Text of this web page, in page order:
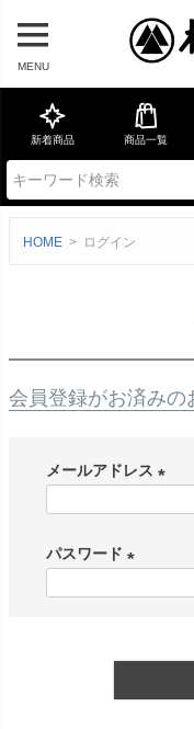
MENU
新着商品 商品一覧
HOME ログイン
会員登録がお済みの
メールアドレス
パスワード